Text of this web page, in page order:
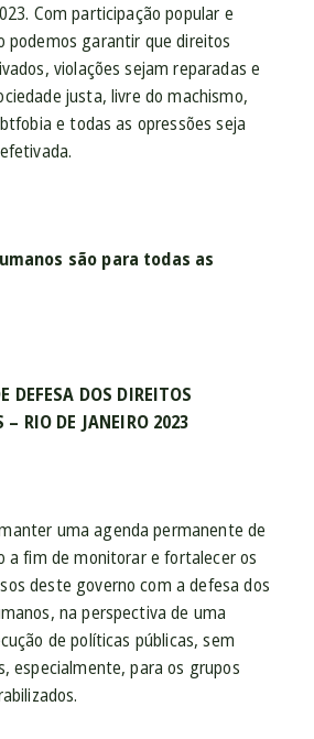
Com participação popular e
podemos garantir que direitos
violações sejam reparadas e
justa, livre do machismo,
e todas as opressões seja
são para todas as
DEFESA DOS DIREITOS
– RIO DE JANEIRO 2023
uma agenda permanente de
a fim de monitorar e fortalecer os
deste governo com a defesa dos
na perspectiva de uma
de políticas públicas, sem
especialmente, para os grupos